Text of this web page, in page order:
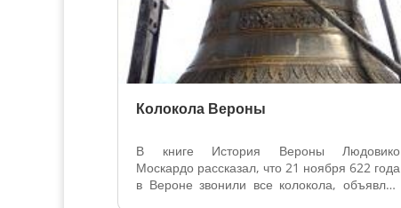
Колокола Вероны
В книге История Вероны Людовико
Москардо рассказал, что 21 ноября 622 года
в Вероне звонили все колокола, объявляя